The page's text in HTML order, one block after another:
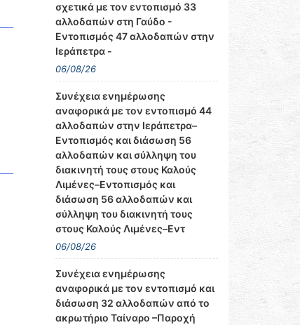
σχετικά με τον εντοπισμό 33
αλλοδαπών στη Γαύδο -
Εντοπισμός 47 αλλοδαπών στην
Ιεράπετρα -
06/08/26
Συνέχεια ενημέρωσης
αναφορικά με τον εντοπισμό 44
αλλοδαπών στην Ιεράπετρα–
Εντοπισμός και διάσωση 56
αλλοδαπών και σύλληψη του
διακινητή τους στους Καλούς
Λιμένες–Εντοπισμός και
διάσωση 56 αλλοδαπών και
σύλληψη του διακινητή τους
στους Καλούς Λιμένες–Εντ
06/08/26
Συνέχεια ενημέρωσης
αναφορικά με τον εντοπισμό και
διάσωση 32 αλλοδαπών από το
ακρωτήριο Ταίναρο –Παροχή